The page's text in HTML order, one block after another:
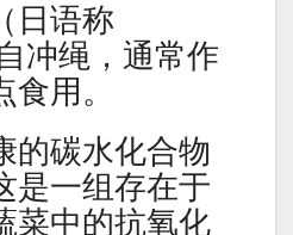
日语称
冲绳，通常作
用。
的碳水化合物
是一组存在于
菜中的抗氧化